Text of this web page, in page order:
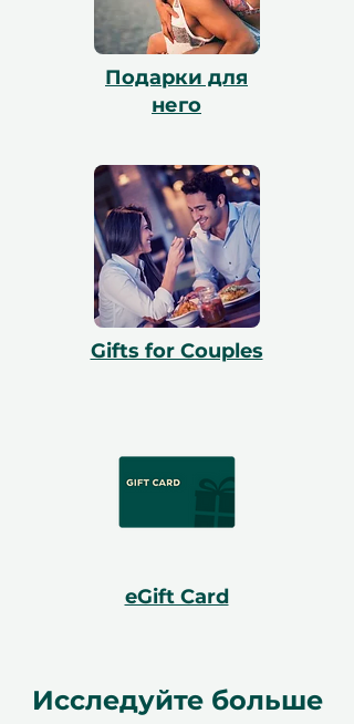
Подарки для
него
Gifts for Couples
eGift Card
Исследуйте больше